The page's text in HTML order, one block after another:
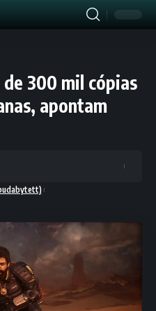
300 mil cópias
apontam